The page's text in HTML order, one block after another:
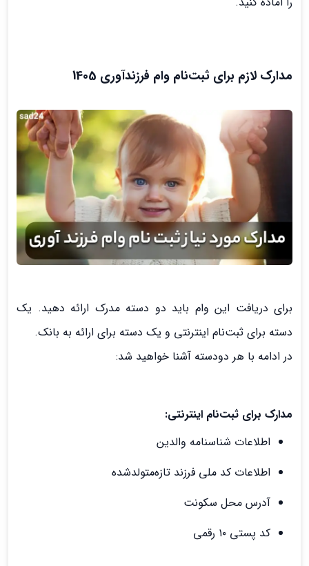
مدارک لازم برای ثبت‌نام وام فرزندآوری 1405
برای دریافت این وام باید دو دسته مدرک ارائه دهید. یک
دسته برای ثبت‌نام اینترنتی و یک دسته برای ارائه به بانک.
در ادامه با هر دودسته آشنا خواهید شد:
مدارک برای ثبت‌نام اینترنتی:
اطلاعات شناسنامه والدین
اطلاعات کد ملی فرزند تازه‌متولدشده
آدرس محل سکونت
کد پستی ۱۰ رقمی